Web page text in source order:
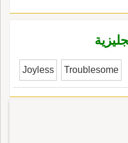
Joyless Troublesome